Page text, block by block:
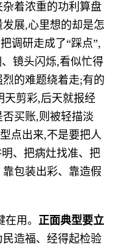
着浓重的功利算盘
展,心里想的却是怎
调研走成了“踩点”,
镜头闪烁,看似忙得
的难题绕着走;有的
天剪彩,后天就报经
买账,则被轻描淡
点出来,不是要把人
、把病灶找准、把
包装出彩、靠造假
用。 正面典型要立
造福、经得起检验